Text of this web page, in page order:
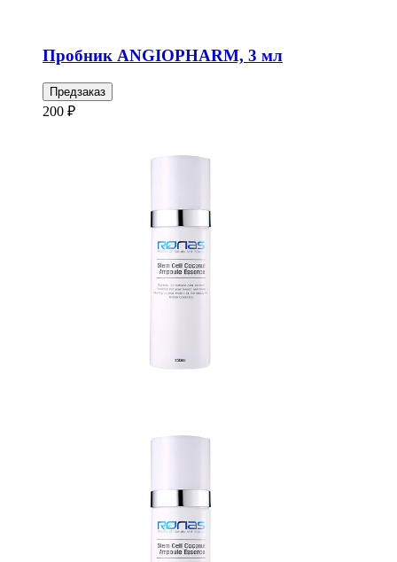
Пробник ANGIOPHARM, 3 мл
Предзаказ
200 ₽